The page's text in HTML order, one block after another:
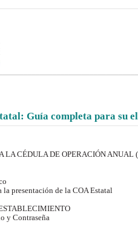
Guía completa para su
LA CÉDULA DE OPERACIÓN ANUAL
la presentación de la COA Estatal
y Contraseña